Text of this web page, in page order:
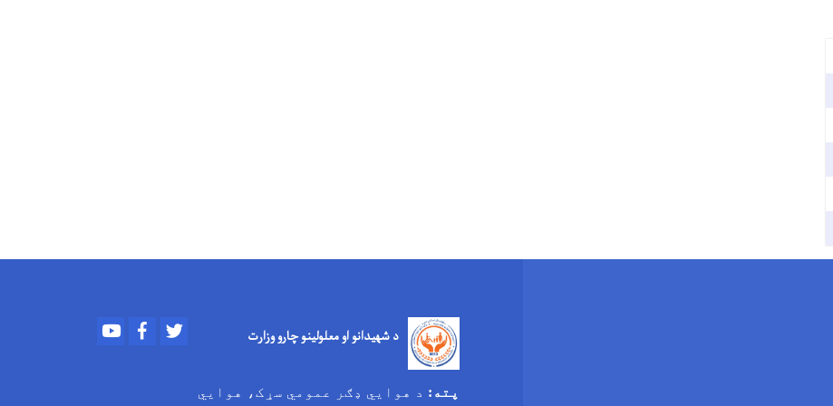
د شهیدانو او معلولینو چارو وزارت Youtube Facebook
پته: د هوایي ډګر عمومي سړک، هوایي